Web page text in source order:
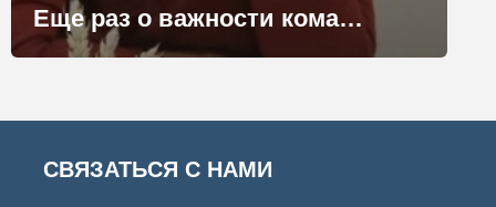
Еще раз о важности командной работы
СВЯЗАТЬСЯ С НАМИ